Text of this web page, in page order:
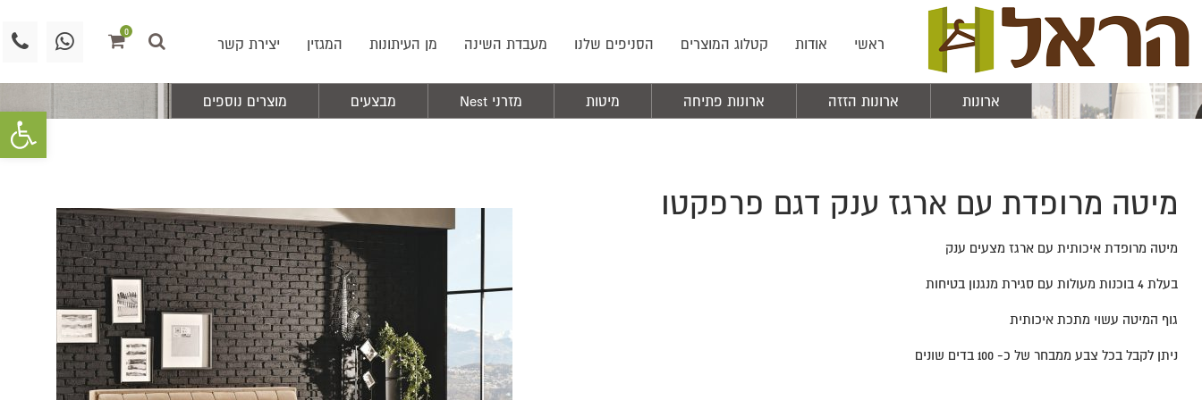
פתח
ראשי אודות קטלוג המוצרים הסניפים שלנו מעבדת השינה מן העיתונות המגזין יצירת קשר
0
ארונות ארונות הזזה ארונות פתיחה מיטות מזרני Nest מבצעים מוצרים נוספים
מיטה מרופדת עם ארגז ענק דגם פרפקטו
מיטה מרופדת איכותית עם ארגז מצעים ענק
בעלת 4 בוכנות מעולות עם סגירת מנגנון בטיחות
גוף המיטה עשוי מתכת איכותית
ניתן לקבל בכל צבע ממבחר של כ- 100 בדים שונים